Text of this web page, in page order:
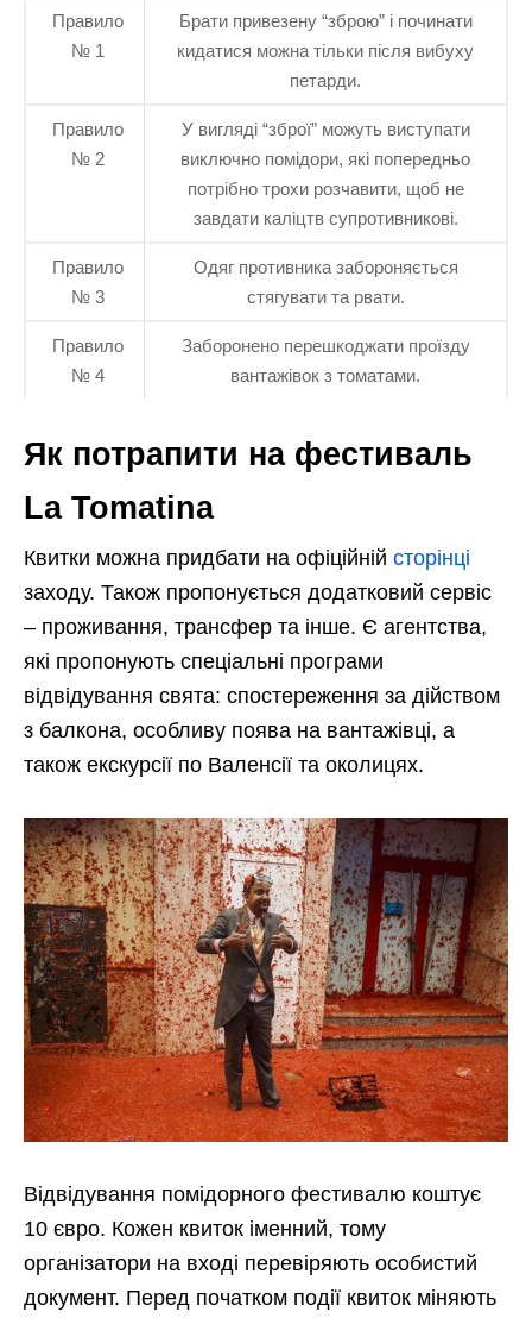
Правило
№ 1
Брати привезену “зброю” і починати
кидатися можна тільки після вибуху
петарди.
Правило
№ 2
У вигляді “зброї” можуть виступати
виключно помідори, які попередньо
потрібно трохи розчавити, щоб не
завдати каліцтв супротивникові.
Правило
№ 3
Одяг противника забороняється
стягувати та рвати.
Правило
№ 4
Заборонено перешкоджати проїзду
вантажівок з томатами.
Як потрапити на фестиваль
La Tomatina
Квитки можна придбати на офіційній сторінці
заходу. Також пропонується додатковий сервіс
– проживання, трансфер та інше. Є агентства,
які пропонують спеціальні програми
відвідування свята: спостереження за дійством
з балкона, особливу поява на вантажівці, а
також екскурсії по Валенсії та околицях.
Відвідування помідорного фестивалю коштує
10 євро. Кожен квиток іменний, тому
організатори на вході перевіряють особистий
документ. Перед початком події квиток міняють